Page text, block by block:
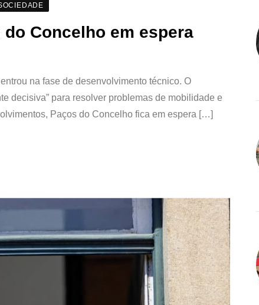
Concelho em espera
na fase de desenvolvimento técnico. O
decisiva” para resolver problemas de mobilidade e
Paços do Concelho fica em espera […]